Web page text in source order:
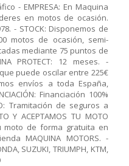
- EMPRESA: En Maquina
en motos de ocasión.
- STOCK: Disponemos de
motos de ocasión, semi-
mediante 75 puntos de
PROTECT: 12 meses. -
que puede oscilar entre 225€
envíos a toda España,
Financiación 100%
Tramitación de seguros a
Y ACEPTAMOS TU MOTO
moto de forma gratuita en
MAQUINA MOTORS. -
SUZUKI, TRIUMPH, KTM,